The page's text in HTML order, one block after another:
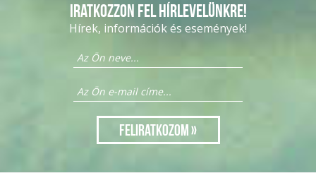
Iratkozzon fel hírlevelünkre!
Hírek, információk és események!